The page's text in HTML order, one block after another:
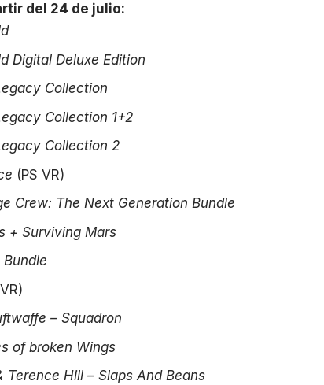
del 24 de julio:
Digital Deluxe Edition
Collection
Collection 1+2
Collection 2
(PS VR)
Crew: The Next Generation Bundle
+ Surviving Mars
– Squadron
of broken Wings
Terence Hill – Slaps And Beans